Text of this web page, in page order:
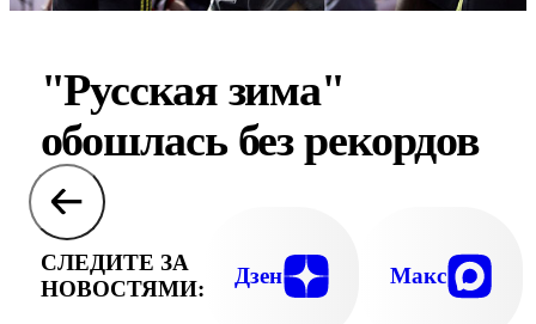
"Русская зима"
обошлась без рекордов
СЛЕДИТЕ ЗА
НОВОСТЯМИ:
Дзен Макс